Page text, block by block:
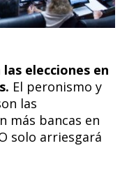
elecciones en
El peronismo y
las
más bancas en
solo arriesgará